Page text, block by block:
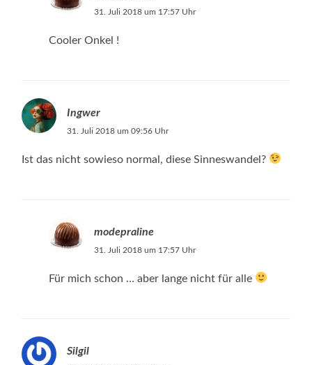
31. Juli 2018 um 17:57 Uhr
Cooler Onkel !
Ingwer
31. Juli 2018 um 09:56 Uhr
Ist das nicht sowieso normal, diese Sinneswandel?
modepraline
31. Juli 2018 um 17:57 Uhr
Für mich schon … aber lange nicht für alle
Silgil